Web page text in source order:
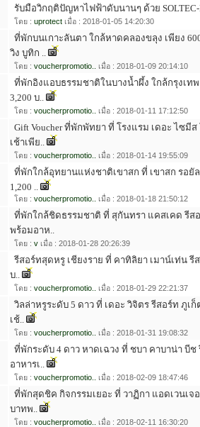
รับมือวิกฤติปัญหาไฟฟ้าดับนานๆ ด้วย SOLTEC-
โดย : uprotect เมื่อ : 2018-01-05 14:20:30
ที่พักบนเกาะลันตา ใกล้หาดคลองขลุง เพียง
วิง บูทิก ..
โดย : voucherpromotio.. เมื่อ : 2018-01-09 20:14:10
ที่พักอิงแอบธรรมชาติในบางน้ำผึ้ง ใกล้กรุงเทพ
3,200 บ..
โดย : voucherpromotio.. เมื่อ : 2018-01-11 17:12:50
Gift Voucher ที่พักพัทยา ที่ โรงแรม เดอะ ไซมี
เช้าเพีย..
โดย : voucherpromotio.. เมื่อ : 2018-01-14 19:55:09
ที่พักใกล้อุทยานแห่งชาติเขาสก ที่ เขาสก รอยั
1,200 ..
โดย : voucherpromotio.. เมื่อ : 2018-01-18 21:50:12
ที่พักใกล้ชิดธรรมชาติ ที่ สุกันทรา แคสเคด รีส
พร้อมอาห..
โดย : v เมื่อ : 2018-01-28 20:26:39
รีสอร์ทสุดหรู เชียงราย ที่ คาทิลิยา เมาน์เท่น รี
บ..
โดย : voucherpromotio.. เมื่อ : 2018-01-29 22:21:37
วิลล่าหรูระดับ 5 ดาว ที่ เดอะ วิจิตร รีสอร์ท ภูเ
เช้..
โดย : voucherpromotio.. เมื่อ : 2018-01-31 19:08:32
ที่พักระดับ 4 ดาว หาดเฉวง ที่ ชบา คาบาน่า บีช
อาหารเ..
โดย : voucherpromotio.. เมื่อ : 2018-02-09 18:47:46
ที่พักสุดชิค กิจกรรมเยอะ ที่ วาฏิกา แอดเวนเจ
บาทพ..
โดย : voucherpromotio.. เมื่อ : 2018-02-11 16:30:20